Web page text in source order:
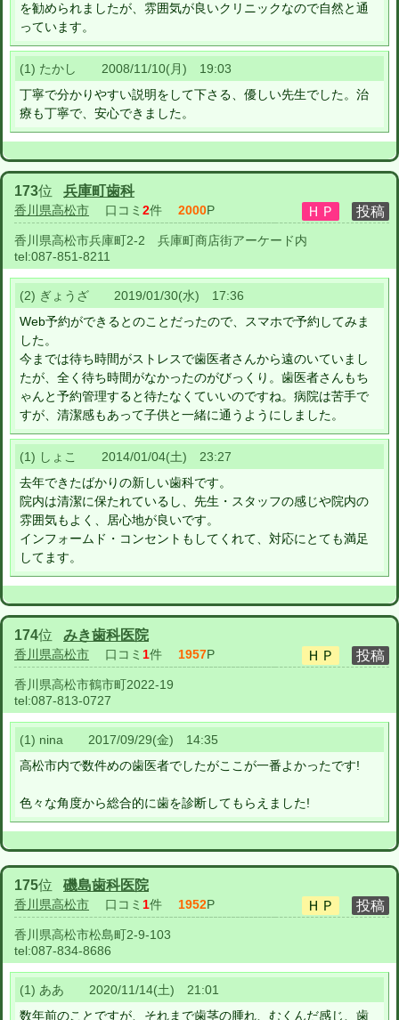
を勧められましたが、雰囲気が良いクリニックなので自然と通
っています。
(1) たかし 2008/11/10(月) 19:03
丁寧で分かりやすい説明をして下さる、優しい先生でした。治
療も丁寧で、安心できました。
173位 兵庫町歯科
香川県高松市 口コミ 2件 2000P
香川県高松市兵庫町2-2 兵庫町商店街アーケード内
tel:087-851-8211
(2) ぎょうざ 2019/01/30(水) 17:36
Web予約ができるとのことだったので、スマホで予約してみま
した。
今までは待ち時間がストレスで歯医者さんから遠のいていまし
たが、全く待ち時間がなかったのがびっくり。歯医者さんもち
ゃんと予約管理すると待たなくていいのですね。病院は苦手で
すが、清潔感もあって子供と一緒に通うようにしました。
(1) しょこ 2014/01/04(土) 23:27
去年できたばかりの新しい歯科です。
院内は清潔に保たれているし、先生・スタッフの感じや院内の
雰囲気もよく、居心地が良いです。
インフォームド・コンセントもしてくれて、対応にとても満足
してます。
174位 みき歯科医院
香川県高松市 口コミ 1件 1957P
香川県高松市鶴市町2022-19
tel:087-813-0727
(1) nina 2017/09/29(金) 14:35
高松市内で数件めの歯医者でしたがここが一番よかったです!
色々な角度から総合的に歯を診断してもらえました!
175位 磯島歯科医院
香川県高松市 口コミ 1件 1952P
香川県高松市松島町2-9-103
tel:087-834-8686
(1) ああ 2020/11/14(土) 21:01
数年前のことですが、それまで歯茎の腫れ、むくんだ感じ、歯